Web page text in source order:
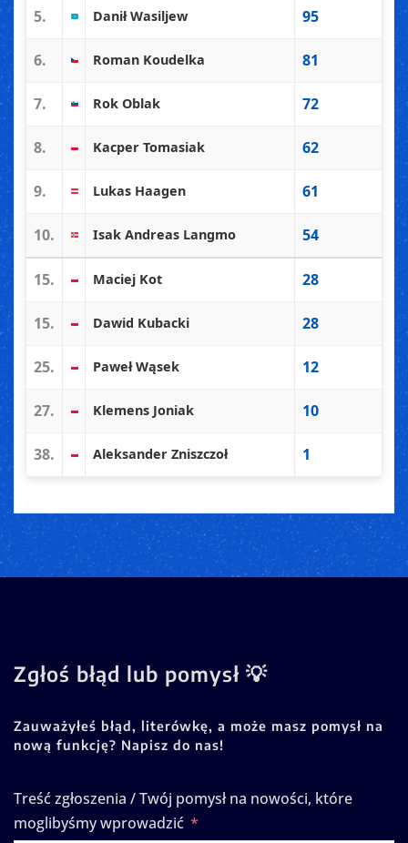
5. Danił Wasiljew 95
6. Roman Koudelka 81
7. Rok Oblak 72
8. Kacper Tomasiak 62
9. Lukas Haagen 61
10. Isak Andreas Langmo 54
15. Maciej Kot 28
15. Dawid Kubacki 28
25. Paweł Wąsek 12
27. Klemens Joniak 10
38. Aleksander Zniszczoł 1
Zgłoś błąd lub pomysł 💡
Zauważyłeś błąd, literówkę, a może masz pomysł na
nową funkcję? Napisz do nas!
Treść zgłoszenia / Twój pomysł na nowości, które
moglibyśmy wprowadzić